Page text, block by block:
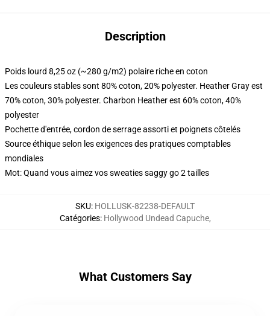
Description
Poids lourd 8,25 oz (~280 g/m2) polaire riche en coton
Les couleurs stables sont 80% coton, 20% polyester. Heather Gray est
70% coton, 30% polyester. Charbon Heather est 60% coton, 40%
polyester
Pochette d'entrée, cordon de serrage assorti et poignets côtelés
Source éthique selon les exigences des pratiques comptables
mondiales
Mot: Quand vous aimez vos sweaties saggy go 2 tailles
SKU: HOLLUSK-82238-DEFAULT
Catégories: Hollywood Undead Capuche,
What Customers Say